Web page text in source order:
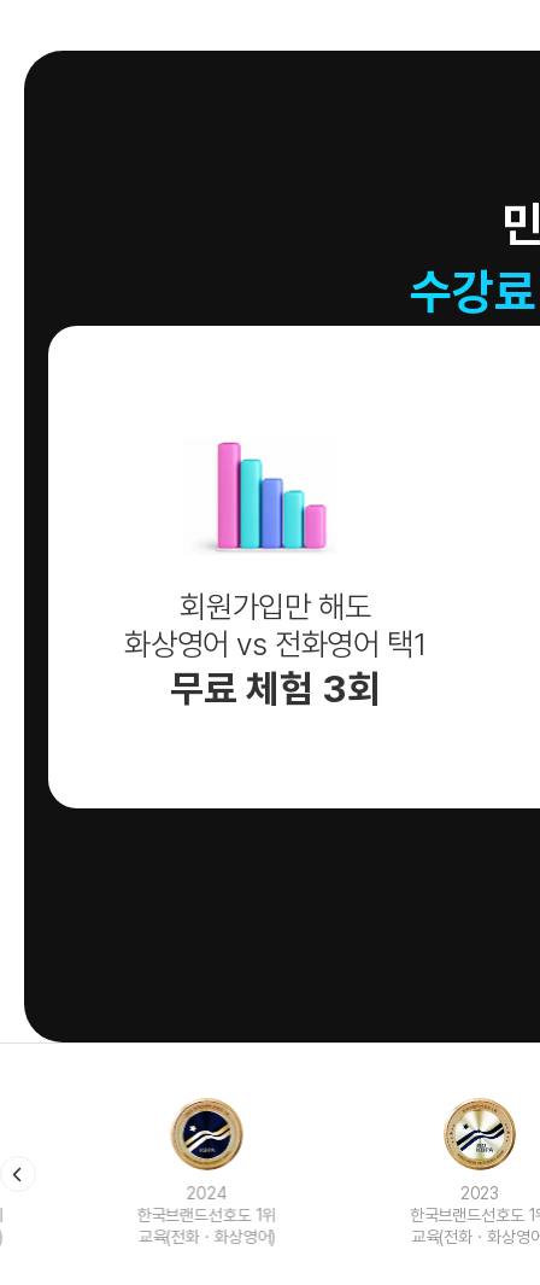
수강
회원가입만 해도
화상영어 vs 전화영어 택1
무료 체험 3회
한국브랜드선호도 1위
교육(전화ㆍ화상영어)
한국브랜드선호도 1위
교육(전화ㆍ화상영어)